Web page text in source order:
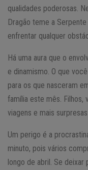
qualidades poderosas.
Dragão teme a
enfrentar qualquer
Há uma aura que o
e dinamismo. O que
para os que nasceram
família este mês. Filhos,
viagens e mais
Um perigo é a
minuto, pois vários
longo de abril. Se deixar